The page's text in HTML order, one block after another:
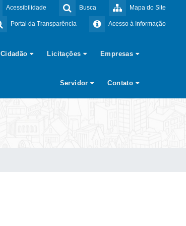
Mapa do Site
Busca
Acessibilidade
Acesso à Informação
Portal da Transparência
Cidadão Licitações Empresas
Servidor Contato